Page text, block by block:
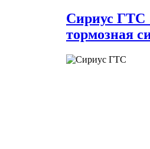
Сириус ГТС
тормозная